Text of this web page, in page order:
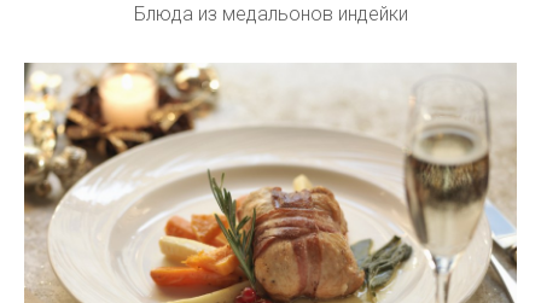
Блюда из медальонов индейки